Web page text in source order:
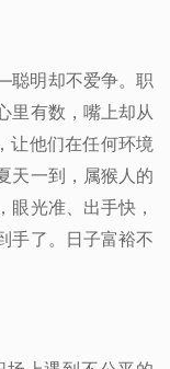
聪明却不爱争。职
里有数，嘴上却从
让他们在任何环境
天一到，属猴人的
眼光准、出手快，
手了。日子富裕不